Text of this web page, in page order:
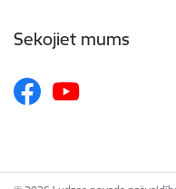
Sekojiet mums